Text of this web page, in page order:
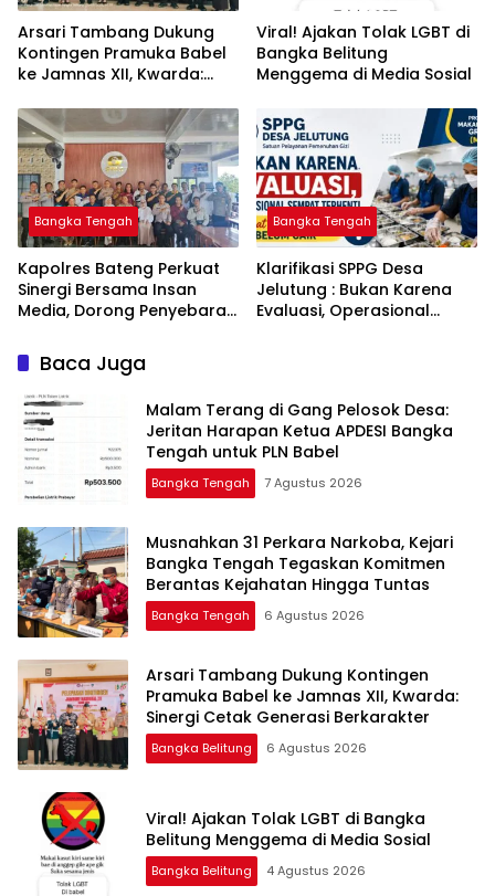
Arsari Tambang Dukung
Kontingen Pramuka Babel
ke Jamnas XII, Kwarda:
Berkarakter
Viral! Ajakan Tolak LGBT di
Bangka Belitung
Menggema di Media Sosial
Bangka Tengah
‎Kapolres Bateng Perkuat
Sinergi Bersama Insan
Media, Dorong Penyebaran
Layanan Polri 110
Bangka Tengah
‎Klarifikasi SPPG Desa
Jelutung : Bukan Karena
Evaluasi, Operasional
Baca Juga
Malam Terang di Gang Pelosok Desa:
Jeritan Harapan Ketua APDESI Bangka
Tengah untuk PLN Babel
Bangka Tengah 7 Agustus 2026
Musnahkan 31 Perkara Narkoba, Kejari
Bangka Tengah Tegaskan Komitmen
Berantas Kejahatan Hingga Tuntas
Bangka Tengah 6 Agustus 2026
Arsari Tambang Dukung Kontingen
Pramuka Babel ke Jamnas XII, Kwarda:
Sinergi Cetak Generasi Berkarakter
Bangka Belitung 6 Agustus 2026
Viral! Ajakan Tolak LGBT di Bangka
Belitung Menggema di Media Sosial
Bangka Belitung 4 Agustus 2026